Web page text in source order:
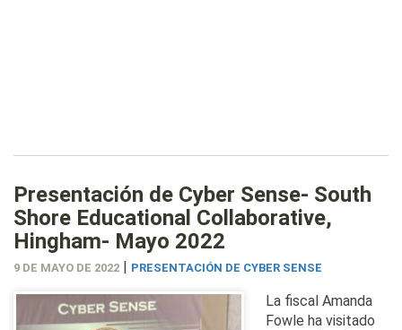
Presentación de Cyber Sense- South
Shore Educational Collaborative,
Hingham- Mayo 2022
9 DE MAYO DE 2022 | PRESENTACIÓN DE CYBER SENSE
La fiscal Amanda
Fowle ha visitado